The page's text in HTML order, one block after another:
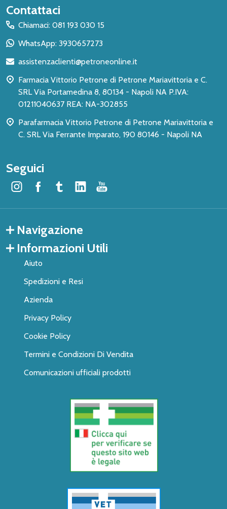
Inizio
del
piè
pagina
Contattaci
Chiamaci: 081 193 030 15
WhatsApp: 3930657273
assistenzaclienti@petroneonline.it
Farmacia Vittorio Petrone di Petrone Mariavittoria e C.
SRL Via Portamedina 8, 80134 - Napoli NA P.IVA:
01211040637 REA: NA-302855
Parafarmacia Vittorio Petrone di Petrone Mariavittoria e
C. SRL Via Ferrante Imparato, 190 80146 - Napoli NA
Seguici
Navigazione
Informazioni Utili
Aiuto
Spedizioni e Resi
Azienda
Privacy Policy
Cookie Policy
Termini e Condizioni Di Vendita
Comunicazioni ufficiali prodotti